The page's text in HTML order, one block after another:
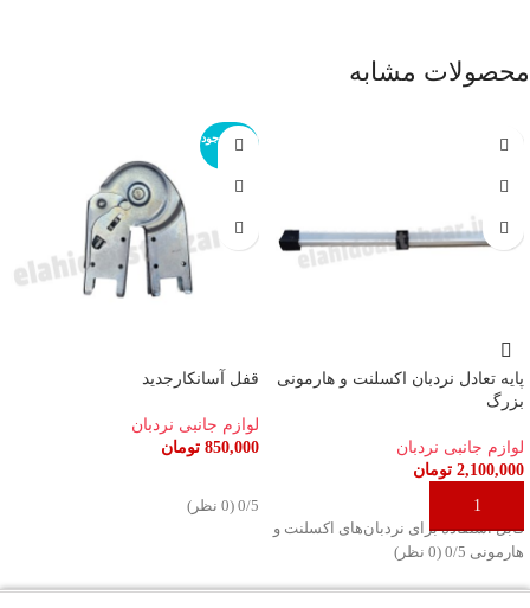
محصولات مشابه
پایه تعادل نردبان اکسلنت و هارمونی
بزرگ
لوازم جانبی نردبان
2,100,000 تومان
افزودن به سبد خرید
قابل استفاده برای نردبان‌های اکسلنت و
هارمونی ‫0/5 ‫(0 نظر)
اتمام موجود
قفل آسانکارجدید
لوازم جانبی نردبان
850,000 تومان
‫0/5 ‫(0 نظر)